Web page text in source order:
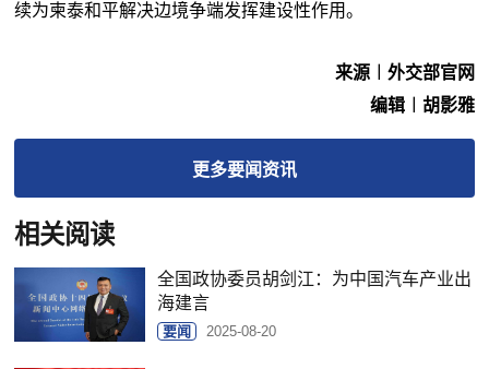
续为柬泰和平解决边境争端发挥建设性作用。
来源︱外交部官网
编辑︱胡影雅
更多要闻资讯
相关阅读
全国政协委员胡剑江：为中国汽车产业出
海建言
要闻 2025-08-20